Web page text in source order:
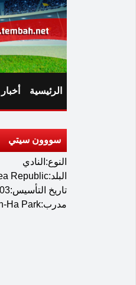
الرئيسية أخبار
سووون سيتي
النوع:النادي
البلد:Korea Republic
تاريخ التأسيس:2003
مدرب:Kun-Ha Park